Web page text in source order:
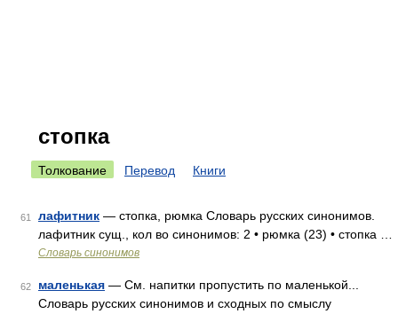
стопка
Толкование Перевод Книги
61 лафитник — стопка, рюмка Словарь русских синонимов.
лафитник сущ., кол во синонимов: 2 • рюмка (23) • стопка …
Словарь синонимов
62 маленькая — См. напитки пропустить по маленькой...
Словарь русских синонимов и сходных по смыслу